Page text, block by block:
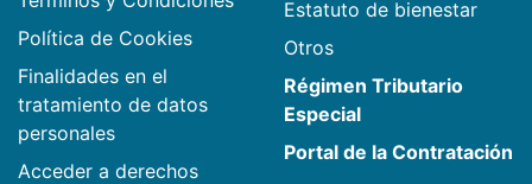
Política de Cookies
Finalidades en el
tratamiento de datos
personales
Acceder a derechos
Estatuto de bienestar
Otros
Régimen Tributario
Especial
Portal de la Contratación